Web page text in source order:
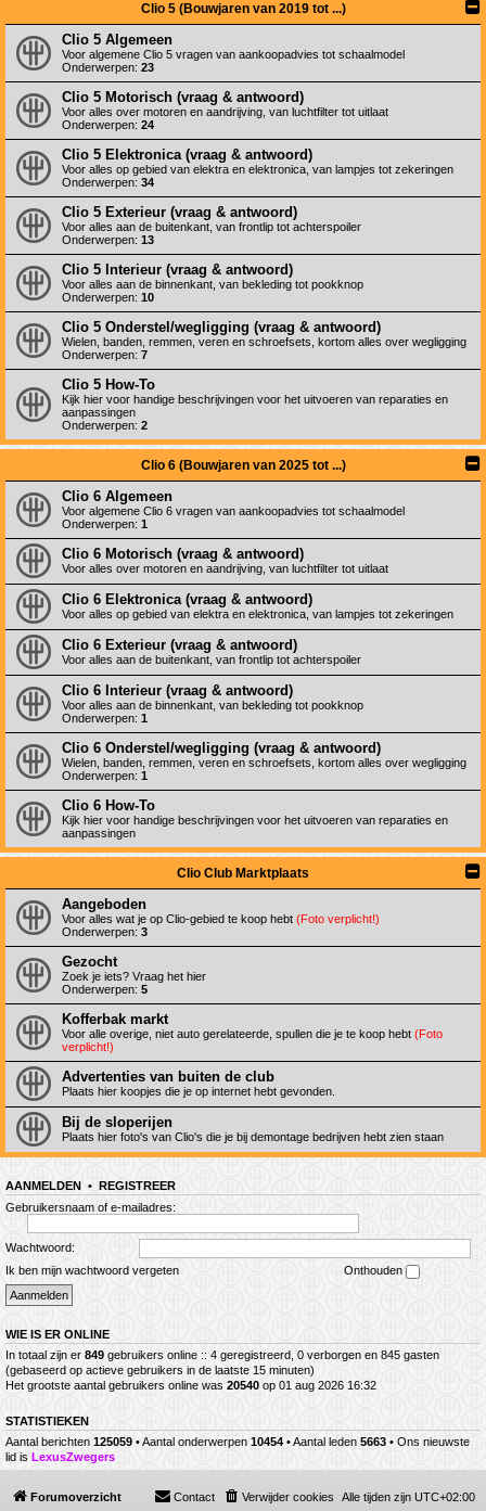
Clio 5 (Bouwjaren van 2019 tot ...)
Clio 5 Algemeen
Voor algemene Clio 5 vragen van aankoopadvies tot schaalmodel
Onderwerpen: 23
Clio 5 Motorisch (vraag & antwoord)
Voor alles over motoren en aandrijving, van luchtfilter tot uitlaat
Onderwerpen: 24
Clio 5 Elektronica (vraag & antwoord)
Voor alles op gebied van elektra en elektronica, van lampjes tot zekeringen
Onderwerpen: 34
Clio 5 Exterieur (vraag & antwoord)
Voor alles aan de buitenkant, van frontlip tot achterspoiler
Onderwerpen: 13
Clio 5 Interieur (vraag & antwoord)
Voor alles aan de binnenkant, van bekleding tot pookknop
Onderwerpen: 10
Clio 5 Onderstel/wegligging (vraag & antwoord)
Wielen, banden, remmen, veren en schroefsets, kortom alles over wegligging
Onderwerpen: 7
Clio 5 How-To
Kijk hier voor handige beschrijvingen voor het uitvoeren van reparaties en
aanpassingen
Onderwerpen: 2
Clio 6 (Bouwjaren van 2025 tot ...)
Clio 6 Algemeen
Voor algemene Clio 6 vragen van aankoopadvies tot schaalmodel
Onderwerpen: 1
Clio 6 Motorisch (vraag & antwoord)
Voor alles over motoren en aandrijving, van luchtfilter tot uitlaat
Clio 6 Elektronica (vraag & antwoord)
Voor alles op gebied van elektra en elektronica, van lampjes tot zekeringen
Clio 6 Exterieur (vraag & antwoord)
Voor alles aan de buitenkant, van frontlip tot achterspoiler
Clio 6 Interieur (vraag & antwoord)
Voor alles aan de binnenkant, van bekleding tot pookknop
Onderwerpen: 1
Clio 6 Onderstel/wegligging (vraag & antwoord)
Wielen, banden, remmen, veren en schroefsets, kortom alles over wegligging
Onderwerpen: 1
Clio 6 How-To
Kijk hier voor handige beschrijvingen voor het uitvoeren van reparaties en
aanpassingen
Clio Club Marktplaats
Aangeboden
Voor alles wat je op Clio-gebied te koop hebt (Foto verplicht!)
Onderwerpen: 3
Gezocht
Zoek je iets? Vraag het hier
Onderwerpen: 5
Kofferbak markt
Voor alle overige, niet auto gerelateerde, spullen die je te koop hebt (Foto
verplicht!)
Advertenties van buiten de club
Plaats hier koopjes die je op internet hebt gevonden.
Bij de sloperijen
Plaats hier foto's van Clio's die je bij demontage bedrijven hebt zien staan
AANMELDEN • REGISTREER
Gebruikersnaam of e-mailadres:
Wachtwoord:
Ik ben mijn wachtwoord vergeten
Onthouden
WIE IS ER ONLINE
In totaal zijn er 849 gebruikers online :: 4 geregistreerd, 0 verborgen en 845 gasten
(gebaseerd op actieve gebruikers in de laatste 15 minuten)
Het grootste aantal gebruikers online was 20540 op 01 aug 2026 16:32
STATISTIEKEN
Aantal berichten 125059 • Aantal onderwerpen 10454 • Aantal leden 5663 • Ons nieuwste
lid is LexusZwegers
Forumoverzicht Alle tijden zijn UTC+02:00
Verwijder cookies
Contact